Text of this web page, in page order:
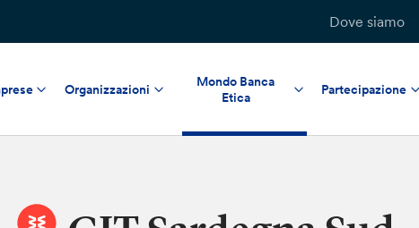
Dove siamo
Organizzazioni
Mondo Banca
Etica
Partecipazione